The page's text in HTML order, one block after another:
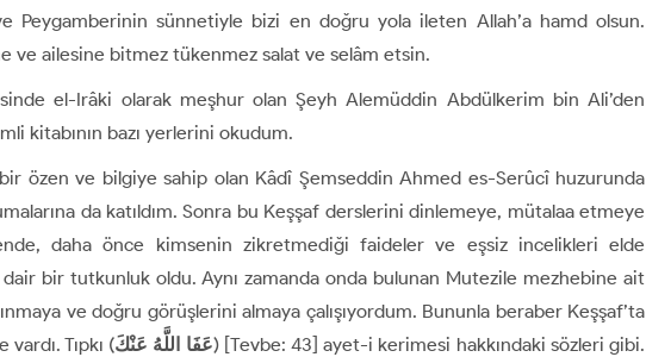
Peygamberinin sünnetiyle bizi en doğru yola ileten Allah’a hamd olsun.
ve ailesine bitmez tükenmez salat ve selâm etsin.
el-Irâki olarak meşhur olan Şeyh Alemüddin Abdülkerim bin Ali’den
kitabının bazı yerlerini okudum.
özen ve bilgiye sahip olan Kâdî Şemseddin Ahmed es-Serûcî huzurunda
da katıldım. Sonra bu Keşşaf derslerini dinlemeye, mütalaa etmeye
daha önce kimsenin zikretmediği faideler ve eşsiz incelikleri elde
bir tutkunluk oldu. Aynı zamanda onda bulunan Mutezile mezhebine ait
ve doğru görüşlerini almaya çalışıyordum. Bununla beraber Keşşaf’ta
Tıpkı (عَفَا اللَّهُ عَنْكَ) [Tevbe: 43] ayet-i kerimesi hakkındaki sözleri gibi.